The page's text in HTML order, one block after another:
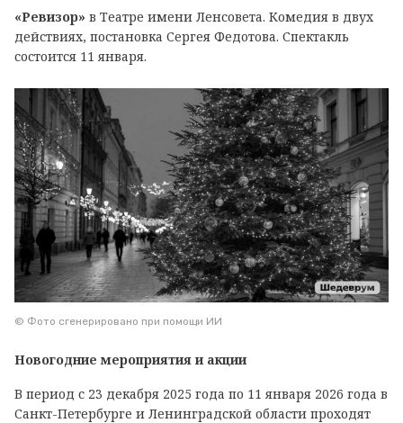
«Ревизор» в Театре имени Ленсовета. Комедия в двух
действиях, постановка Сергея Федотова. Спектакль
состоится 11 января.
© Фото сгенерировано при помощи ИИ
Новогодние мероприятия и акции
В период с 23 декабря 2025 года по 11 января 2026 года в
Санкт-Петербурге и Ленинградской области проходят